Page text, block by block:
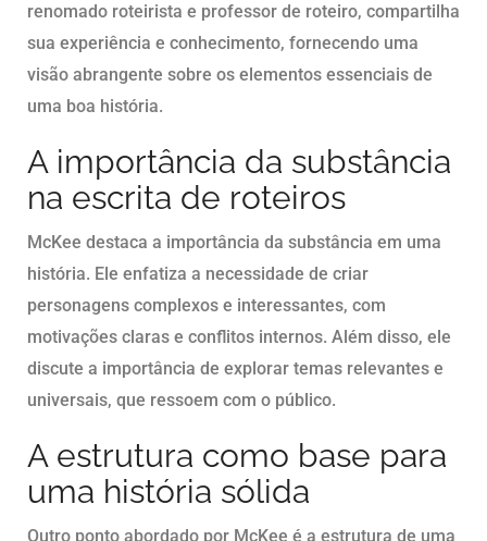
renomado roteirista e professor de roteiro, compartilha
sua experiência e conhecimento, fornecendo uma
visão abrangente sobre os elementos essenciais de
uma boa história.
A importância da substância
na escrita de roteiros
McKee destaca a importância da substância em uma
história. Ele enfatiza a necessidade de criar
personagens complexos e interessantes, com
motivações claras e conflitos internos. Além disso, ele
discute a importância de explorar temas relevantes e
universais, que ressoem com o público.
A estrutura como base para
uma história sólida
Outro ponto abordado por McKee é a estrutura de uma